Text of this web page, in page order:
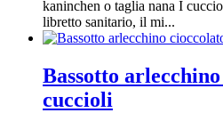
kaninchen o taglia nana I
libretto sanitario, il mi...
Bassotto
cuccioli